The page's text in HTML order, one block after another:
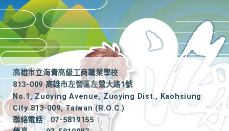
高雄市立海青高級工商職業學校
813-009 高雄市左營區左營大路1號
No.1, Zuoying Avenue, Zuoying Dist., Kaohsiung
City 813-009, Taiwan (R.O.C.)
聯絡電話
07-5819155
|